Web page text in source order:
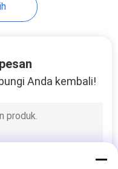
Anda kembali!